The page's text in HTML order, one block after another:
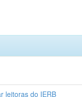
leitoras do IERB